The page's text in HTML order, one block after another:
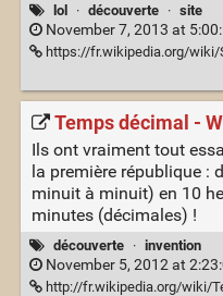
lol · découverte · site
November 7, 2013 at
https://fr.wikipedia.org/wiki/
Temps décimal -
Ils ont vraiment tout
la première république :
minuit à minuit) en 10
minutes (décimales) !
découverte · invention
November 5, 2012 at
http://fr.wikipedia.org/wiki/